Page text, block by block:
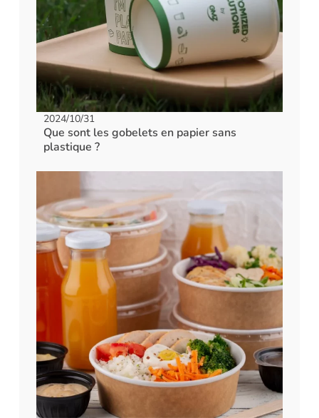
2024/10/31
Que sont les gobelets en papier sans
plastique ?